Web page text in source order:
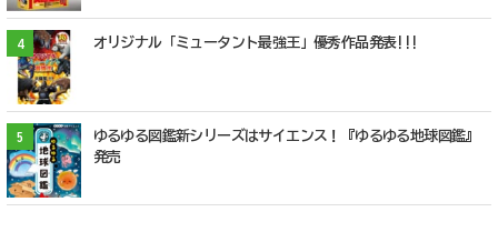
4 オリジナル「ミュータント最強王」優秀作品発表!!!
5
ゆるゆる図鑑新シリーズはサイエンス！『ゆるゆる地球図鑑』
発売